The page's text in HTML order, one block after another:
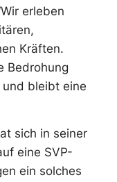
erleben
Kräften.
Bedrohung
bleibt eine
sich in seiner
eine SVP-
ein solches